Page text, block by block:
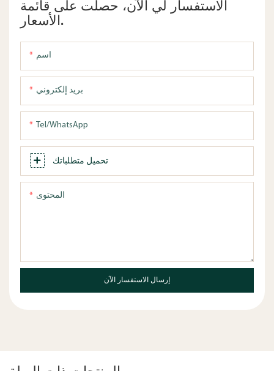
الاستفسار لي الآن، حصلت على قائمة
الأسعار.
اسم
بريد إلكتروني
Tel/WhatsApp
تحميل متطلباتك
المحتوى
إرسال الاستفسار الآن